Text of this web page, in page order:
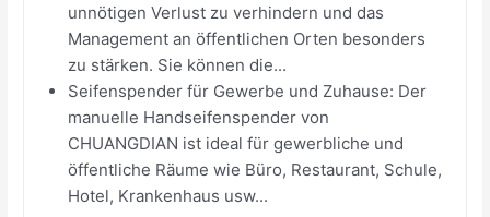
unnötigen Verlust zu verhindern und das
Management an öffentlichen Orten besonders
zu stärken. Sie können die...
Seifenspender für Gewerbe und Zuhause: Der
manuelle Handseifenspender von
CHUANGDIAN ist ideal für gewerbliche und
öffentliche Räume wie Büro, Restaurant, Schule,
Hotel, Krankenhaus usw...